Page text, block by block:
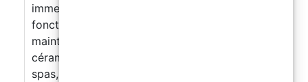
immergés Fixation d’éléments décoratifs ou
fonctionnels sous l’eau Petites interventions de
maintenance sur des revêtements en
céramique ou en pierre naturelle Idéal pour
spas, centres de bien-être, fontaines,